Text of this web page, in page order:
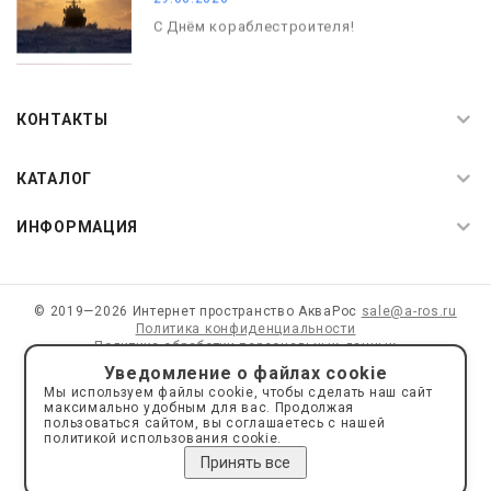
С Днём кораблестроителя!
КОНТАКТЫ
КАТАЛОГ
ИНФОРМАЦИЯ
© 2019—2026 Интернет пространство АкваРос sale@a-ros.ru
Политика конфиденциальности
Политика обработки персональных данных
Сайт носит информационный характер и не является
публичной офертой.
Сделано на платформе
Уведомление о файлах cookie
Мы используем файлы cookie, чтобы сделать наш сайт
максимально удобным для вас. Продолжая
пользоваться сайтом, вы соглашаетесь с нашей
политикой использования cookie.
Принять все